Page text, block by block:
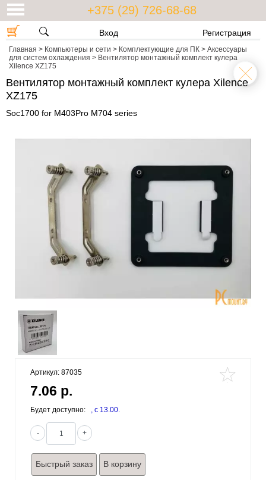
+375 (29) 726-68-68
Вход Регистрация
Главная > Компьютеры и сети > Комплектующие для ПК > Аксессуары
для систем охлаждения > Вентилятор монтажный комплект кулера
Xilence XZ175
Вентилятор монтажный комплект кулера Xilence
XZ175
Soc1700 for M403Pro M704 series
Артикул: 87035
7.06 р.
Будет доступно: , c 13.00.
- +
Быстрый заказ